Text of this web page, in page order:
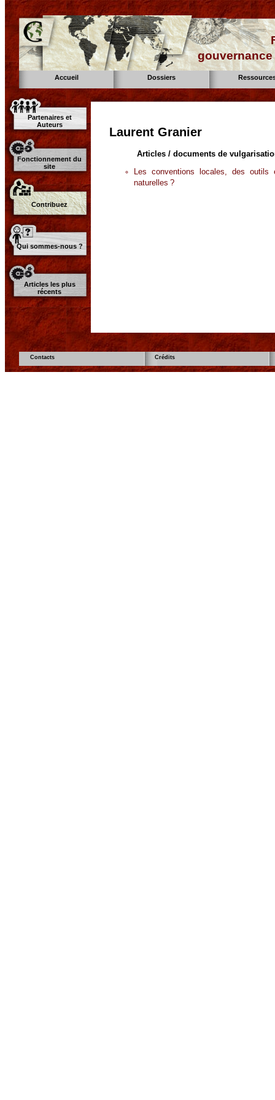
Accueil Dossiers
Partenaires et
Auteurs
Fonctionnement du
site
Contribuez
Qui sommes-nous ?
Articles les plus
récents
Laurent Granier
Articles / documents de
Les conventions locales, des
naturelles ?
Contacts Crédits